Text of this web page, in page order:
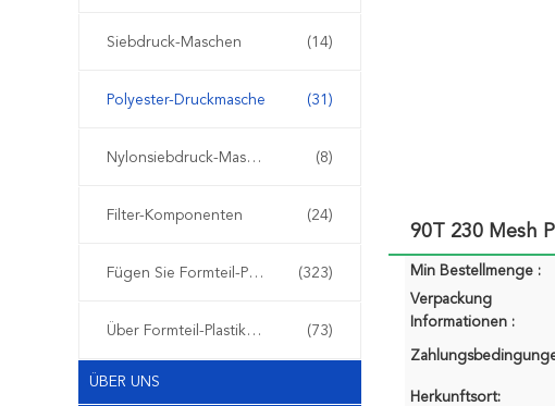
Siebdruck-Maschen (14)
Polyester-Druckmasche (31)
Nylonsiebdruck-Masche (8)
Filter-Komponenten (24)
Fügen Sie Formteil-Plastikfilter ein (323)
Über Formteil-Plastikfiltern (73)
ÜBER UNS
90T 230 Mesh
Min Bestellmenge :
Verpackung
Informationen :
Herkunftsort: